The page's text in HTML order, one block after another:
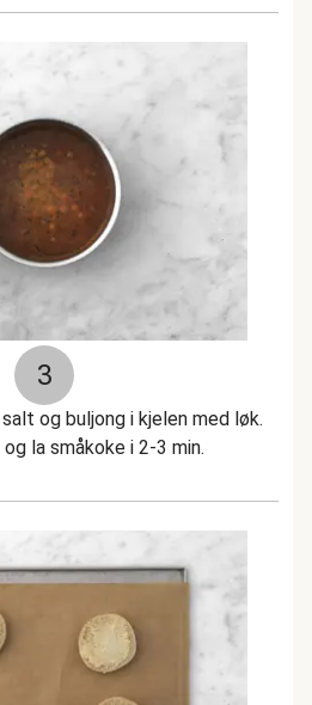
3
og buljong i kjelen med løk.
la småkoke i 2-3 min.